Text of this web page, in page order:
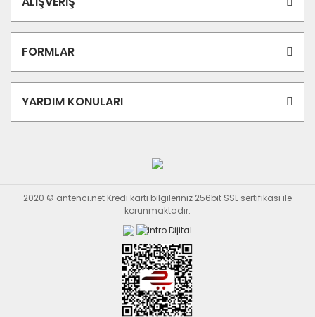
FORMLAR
YARDIM KONULARI
2020 © antenci.net Kredi kartı bilgileriniz 256bit SSL sertifikası ile
korunmaktadır.